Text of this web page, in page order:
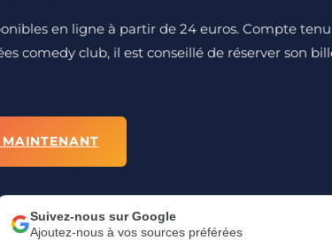
en ligne à partir de 24 euros. Compte tenu
comedy club, il est conseillé de réserver son
MAINTENANT
Suivez-nous sur Google
Ajoutez-nous à vos sources préférées